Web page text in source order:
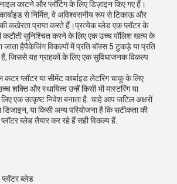
काटने और प्लॉटिंग के लिए डिज़ाइन किए गए हैं।
से निर्मित, वे अविश्वसनीय रूप से टिकाऊ और
कठोरता प्राप्त करते हैं।प्रत्येक ब्लेड एक प्लॉटर के
सुनिश्चित करने के लिए एक उच्च पॉलिश खत्म के
हैपैकेजिंग विकल्पों में प्रति बॉक्स 5 टुकड़े या प्रति
जिससे यह ग्राहकों के लिए एक सुविधाजनक विकल्प
कटर प्लॉटर या सीमेंट कार्बाइड लेटरिंग चाकू के लिए
शक्ति और स्थायित्व उन्हें किसी भी मास्टरिंग या
एक उत्कृष्ट निवेश बनाता है. चाहे आप जटिल अक्षरों
या किसी अन्य परियोजना है कि सटीकता की
ब्लेड तैयार कर रहे हैं सही विकल्प हैं.
प्लॉटर ब्लेड